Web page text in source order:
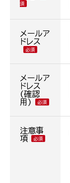
メールア
ドレス
メールア
ドレス
(確認
用)
注意事
項